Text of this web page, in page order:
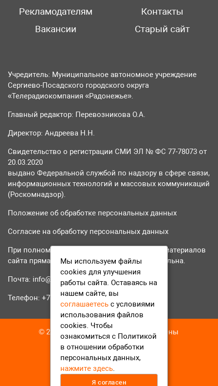
Рекламодателям
Контакты
Вакансии
Старый сайт
Учредитель: Муниципальное автономное учреждение
Сергиево-Посадского городского округа
«Телерадиокомпания «Радонежье».
Главный редактор: Перевозникова О.А.
Директор: Андреева Н.Н.
Свидетельство о регистрации СМИ ЭЛ № ФС 77-78073 от
20.03.2020
выдано Федеральной службой по надзору в сфере связи,
информационных технологий и массовых коммуникаций
(Роскомнадзор).
Положение об обработке персональных данных
Согласие на обработку персональных данных
При полном или частичном использовании материалов
сайта прямая гиперссылка на tvr24.tv обязательна.
Почта: info@tvr24.tv
Телефон: +7 (496) 551-04-95
© 2016-2023 ТВР24 Все права защищены
Мы используем файлы
cookies для улучшения
работы сайта. Оставаясь на
нашем сайте, вы
соглашаетесь с условиями
использования файлов
cookies. Чтобы
ознакомиться с Политикой
в отношении обработки
персональных данных,
нажмите здесь.
Я согласен